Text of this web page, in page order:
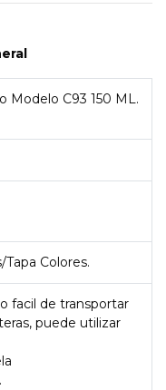
Modelo C93 150 ML.
Colores.
facil de transportar
puede utilizar